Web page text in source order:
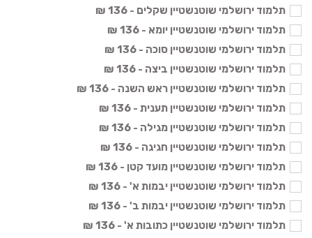
תלמוד ירושלמי שוטנשטיין שקלים - 136 ₪
תלמוד ירושלמי שוטנשטיין יומא - 136 ₪
תלמוד ירושלמי שוטנשטיין סוכה - 136 ₪
תלמוד ירושלמי שוטנשטיין ביצה - 136 ₪
תלמוד ירושלמי שוטנשטיין ראש השנה - 136 ₪
תלמוד ירושלמי שוטנשטיין תענית - 136 ₪
תלמוד ירושלמי שוטנשטיין מגילה - 136 ₪
תלמוד ירושלמי שוטנשטיין חגיגה - 136 ₪
תלמוד ירושלמי שוטנשטיין מועד קטן - 136 ₪
תלמוד ירושלמי שוטנשטיין יבמות א' - 136 ₪
תלמוד ירושלמי שוטנשטיין יבמות ב' - 136 ₪
תלמוד ירושלמי שוטנשטיין כתובות א' - 136 ₪